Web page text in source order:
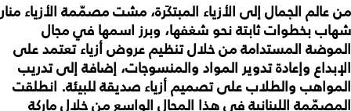
من عالم الجمال إلى الأزياء المبتكَرة، مشت مصمّمة الأزياء منار
شهاب بخطوات ثابتة نحو شغفها، وبرز اسمها في مجال
الموضة المستدامة من خلال تنظيم عروض أزياء تعتمد على
الإبداع وإعادة تدوير المواد والمنسوجات، إضافة إلى تدريب
المواهب والطلاب على تصميم أزياء صديقة للبيئة. انطلقت
المصمّمة اللبنانية في هذا المجال الواسع من خلال ماركة